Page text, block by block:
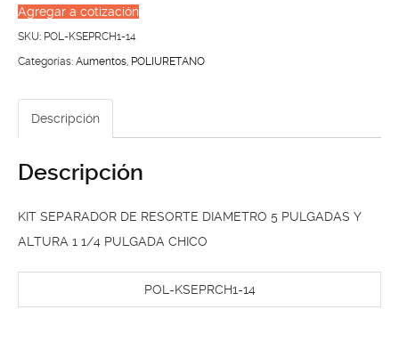
DE
RESORTE
DIAMETRO
1
Agregar a cotización
SKU: POL-KSEPRCH1-14
Categorías: Aumentos, POLIURETANO
Descripción
Descripción
KIT SEPARADOR DE RESORTE DIAMETRO 5 PULGADAS Y
ALTURA 1 1/4 PULGADA CHICO
POL-KSEPRCH1-14